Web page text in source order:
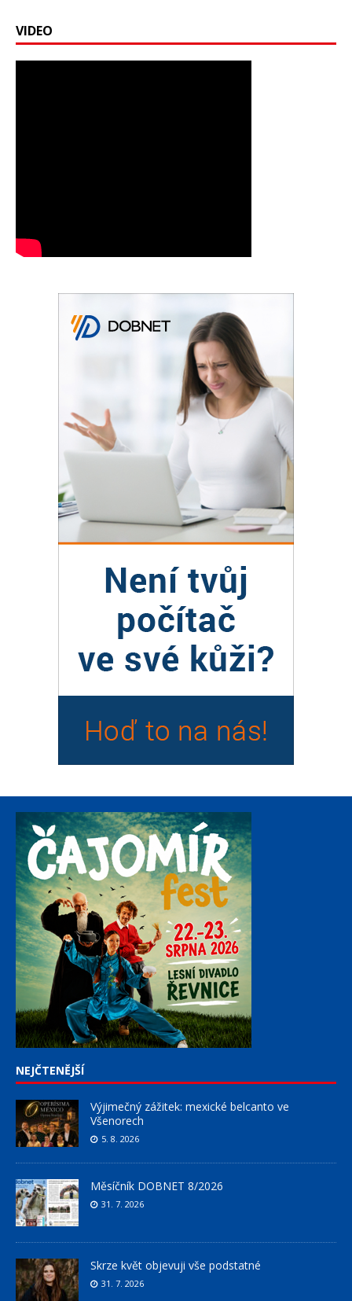
VIDEO
NEJČTENĚJŠÍ
Výjimečný zážitek: mexické belcanto ve
Všenorech
5. 8. 2026
Měsíčník DOBNET 8/2026
31. 7. 2026
Skrze květ objevuji vše podstatné
31. 7. 2026